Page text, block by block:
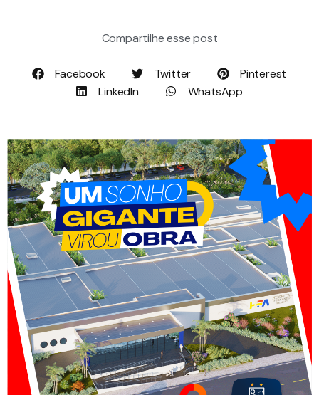
Compartilhe esse post
Facebook Twitter
Pinterest
LinkedIn
WhatsApp